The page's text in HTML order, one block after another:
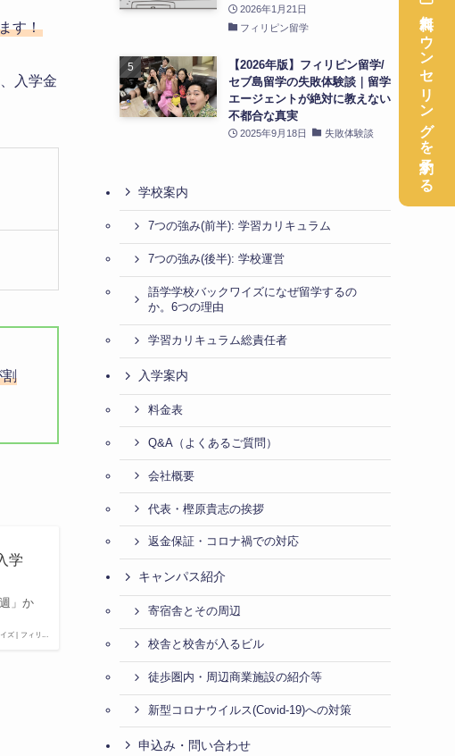
す！
入学金
ズ | フィリ...
学
」か
2026年1月21日
フィリピン留学
【2026年版】フィリピン留学/
セブ島留学の失敗体験談｜留学
エージェントが絶対に教えない
不都合な真実
2025年9月18日 失敗体験談
学校案内
7つの強み(前半): 学習カリキュラム
7つの強み(後半): 学校運営
語学学校バックワイズになぜ留学するの
か。6つの理由
学習カリキュラム総責任者
入学案内
料金表
Q&A（よくあるご質問）
会社概要
代表・樫原貴志の挨拶
返金保証・コロナ禍での対応
キャンパス紹介
寄宿舎とその周辺
校舎と校舎が入るビル
徒歩圏内・周辺商業施設の紹介等
新型コロナウイルス(Covid-19)への対策
申込み・問い合わせ
無料カウンセリングを予約する